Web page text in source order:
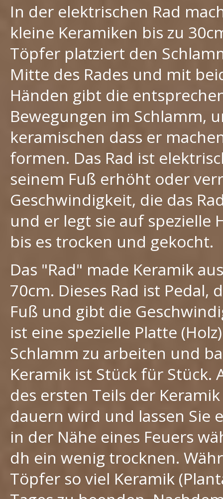
In der elektrischen Rad
kleine Keramiken bis zu
Töpfer platziert den
Mitte des Rades und mit
Händen gibt die
Bewegungen im Schlamm,
keramischen dass er
formen. Das Rad ist
seinem Fuß erhöht oder
Geschwindigkeit, die das
und er legt sie auf spezielle
bis es trocken und gekocht.
Das "Rad" made Keramik
70cm. Dieses Rad ist
Fuß und gibt die
ist eine spezielle Platte
Schlamm zu arbeiten und
Keramik ist Stück für Stück.
des ersten Teils der
dauern wird und lassen Sie
in der Nähe eines Feuers
dh ein wenig trocknen.
Töpfer so viel Keramik